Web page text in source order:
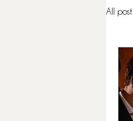
All post